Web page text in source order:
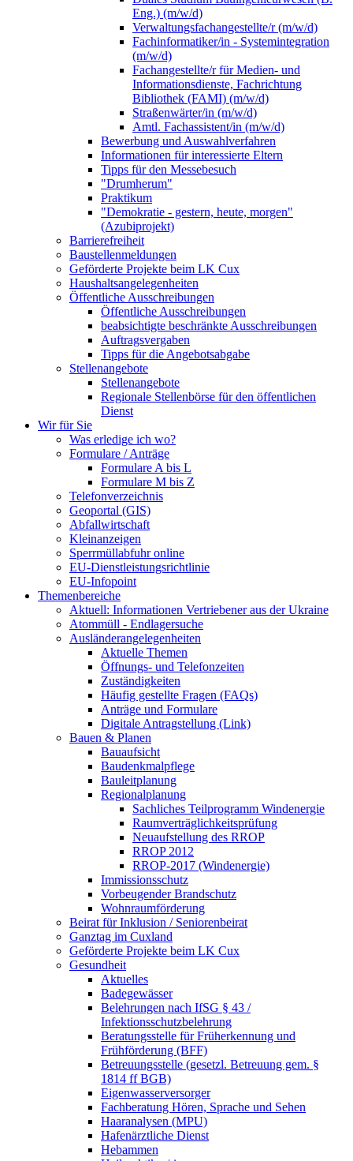
Eng.) (m/w/d)
Verwaltungsfachangestellte/r (m/w/d)
Fachinformatiker/in - Systemintegration
(m/w/d)
Fachangestellte/r für Medien- und
Informationsdienste, Fachrichtung
Bibliothek (FAMI) (m/w/d)
Straßenwärter/in (m/w/d)
Amtl. Fachassistent/in (m/w/d)
Bewerbung und Auswahlverfahren
Informationen für interessierte Eltern
Tipps für den Messebesuch
"Drumherum"
Praktikum
"Demokratie - gestern, heute, morgen"
(Azubiprojekt)
Barrierefreiheit
Baustellenmeldungen
Geförderte Projekte beim LK Cux
Haushaltsangelegenheiten
Öffentliche Ausschreibungen
Öffentliche Ausschreibungen
beabsichtigte beschränkte Ausschreibungen
Auftragsvergaben
Tipps für die Angebotsabgabe
Stellenangebote
Stellenangebote
Regionale Stellenbörse für den öffentlichen
Dienst
Wir für Sie
Was erledige ich wo?
Formulare / Anträge
Formulare A bis L
Formulare M bis Z
Telefonverzeichnis
Geoportal (GIS)
Abfallwirtschaft
Kleinanzeigen
Sperrmüllabfuhr online
EU-Dienstleistungsrichtlinie
EU-Infopoint
Themenbereiche
Aktuell: Informationen Vertriebener aus der Ukraine
Atommüll - Endlagersuche
Ausländerangelegenheiten
Aktuelle Themen
Öffnungs- und Telefonzeiten
Zuständigkeiten
Häufig gestellte Fragen (FAQs)
Anträge und Formulare
Digitale Antragstellung (Link)
Bauen & Planen
Bauaufsicht
Baudenkmalpflege
Bauleitplanung
Regionalplanung
Sachliches Teilprogramm Windenergie
Raumverträglichkeitsprüfung
Neuaufstellung des RROP
RROP 2012
RROP-2017 (Windenergie)
Immissionsschutz
Vorbeugender Brandschutz
Wohnraumförderung
Beirat für Inklusion / Seniorenbeirat
Ganztag im Cuxland
Geförderte Projekte beim LK Cux
Gesundheit
Aktuelles
Badegewässer
Belehrungen nach IfSG § 43 /
Infektionsschutzbelehrung
Beratungsstelle für Früherkennung und
Frühförderung (BFF)
Betreuungsstelle (gesetzl. Betreuung gem. §
1814 ff BGB)
Eigenwasserversorger
Fachberatung Hören, Sprache und Sehen
Haaranalysen (MPU)
Hafenärztliche Dienst
Hebammen